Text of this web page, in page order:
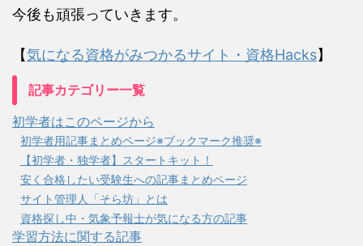
今後も頑張っていきます。
【気になる資格がみつかるサイト・資格Hacks】
記事カテゴリー一覧
初学者はこのページから
初学者用記事まとめページ※ブックマーク推奨※
【初学者・独学者】スタートキット！
安く合格したい受験生への記事まとめページ
サイト管理人「そら坊」とは
資格探し中・気象予報士が気になる方の記事
学習方法に関する記事